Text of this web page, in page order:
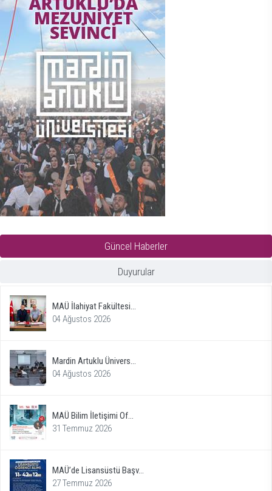
Güncel Haberler
Duyurular
MAÜ İlahiyat Fakültesi...
04 Ağustos 2026
Mardin Artuklu Ünivers...
04 Ağustos 2026
MAÜ Bilim İletişimi Of...
31 Temmuz 2026
MAÜ’de Lisansüstü Başv...
27 Temmuz 2026